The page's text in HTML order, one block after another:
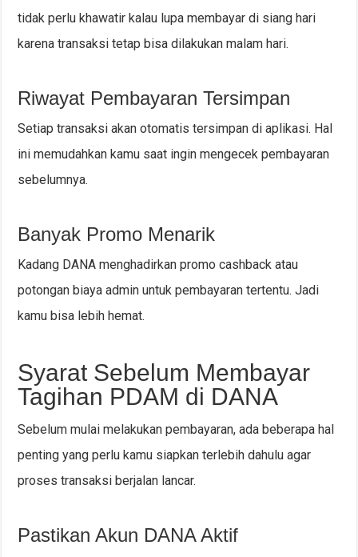
tidak perlu khawatir kalau lupa membayar di siang hari
karena transaksi tetap bisa dilakukan malam hari.
Riwayat Pembayaran Tersimpan
Setiap transaksi akan otomatis tersimpan di aplikasi. Hal
ini memudahkan kamu saat ingin mengecek pembayaran
sebelumnya.
Banyak Promo Menarik
Kadang DANA menghadirkan promo cashback atau
potongan biaya admin untuk pembayaran tertentu. Jadi
kamu bisa lebih hemat.
Syarat Sebelum Membayar
Tagihan PDAM di DANA
Sebelum mulai melakukan pembayaran, ada beberapa hal
penting yang perlu kamu siapkan terlebih dahulu agar
proses transaksi berjalan lancar.
Pastikan Akun DANA Aktif